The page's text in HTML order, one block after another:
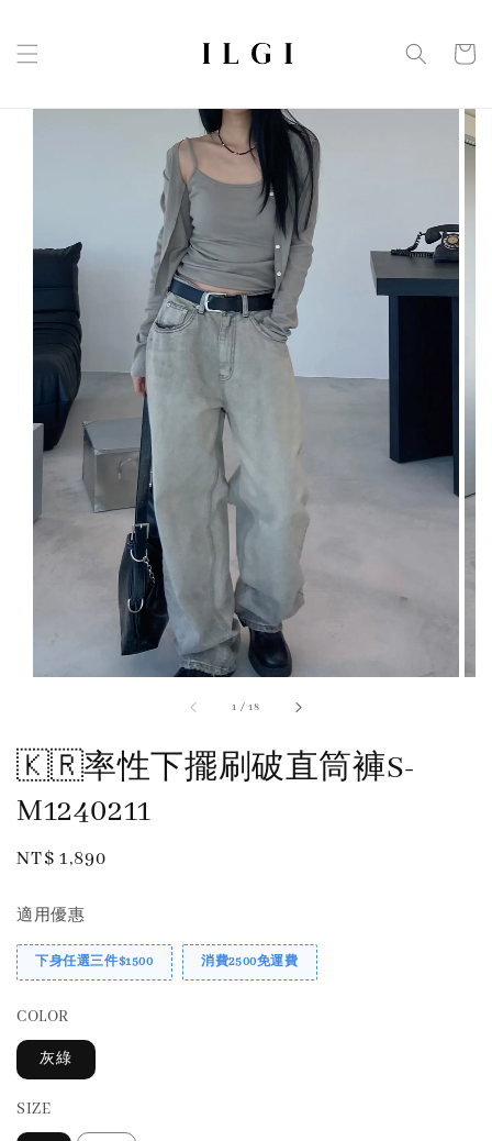
1 /18
🇰🇷率性下擺刷破直筒褲S-
M1240211
Regular
NT$ 1,890
適用優惠
下身任選三件$1500 消費2500免運費
COLOR
灰綠
SIZE